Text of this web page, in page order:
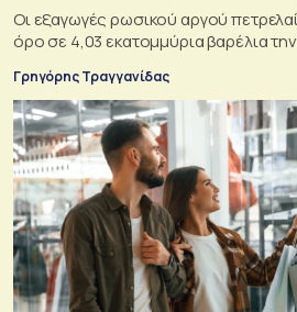
Οι εξαγωγές ρωσικού αργού
όρο σε 4,03 εκατομμύρια βαρέλια
Γρηγόρης Τραγγανίδας